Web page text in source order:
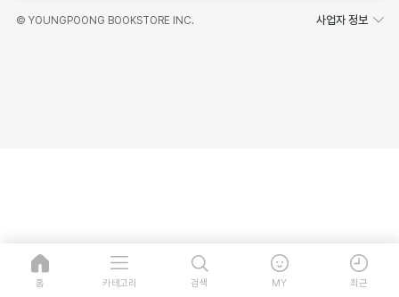
© YOUNGPOONG BOOKSTORE INC. 사업자 정보
홈 카테고리 검색 MY 최근